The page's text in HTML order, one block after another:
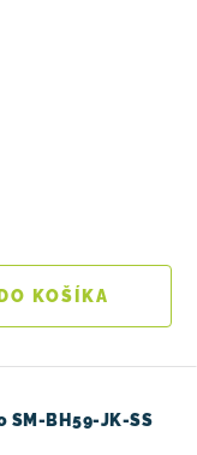
DO KOŠÍKA
SM-BH59-JK-SS